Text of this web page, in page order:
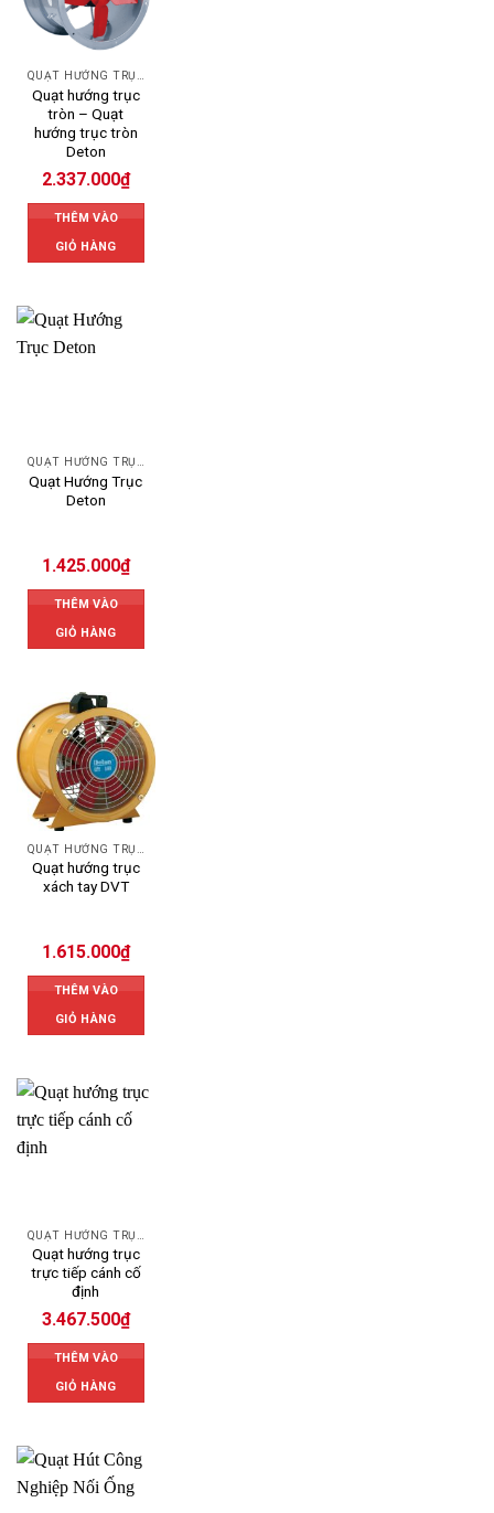
QUẠT HƯỚNG TRỤC
Quạt hướng trục
tròn – Quạt
hướng trục tròn
Deton
2.337.000₫
THÊM VÀO
GIỎ HÀNG
QUẠT HƯỚNG TRỤC
Quạt Hướng Trục
Deton
1.425.000₫
THÊM VÀO
GIỎ HÀNG
Quạt hướng trục
xách tay DVT
1.615.000₫
THÊM VÀO
GIỎ HÀNG
Quạt hướng trục
trực tiếp cánh cố
định
3.467.500₫
THÊM VÀO
GIỎ HÀNG